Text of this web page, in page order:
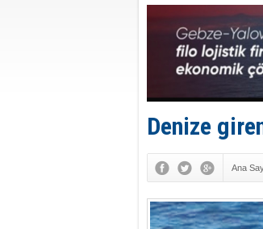
Denize
Ana